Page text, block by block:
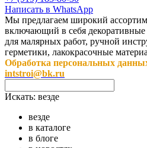
Написать в WhatsApp
Мы предлагаем широкий
включающий в себя
для малярных работ, ручной
герметики, лакокрасочные
Обработка персональных
intstroi@bk.ru
Искать: везде
везде
в каталоге
в блоге